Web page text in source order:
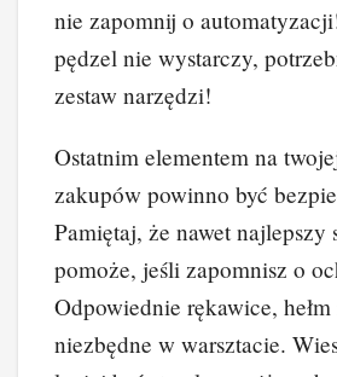
nie zapomnij o
pędzel nie wystarczy,
zestaw narzędzi!
Ostatnim elementem na
zakupów powinno być
Pamiętaj, że nawet najlepszy
pomoże, jeśli zapomnisz o
Odpowiednie rękawice,
niezbędne w warsztacie.